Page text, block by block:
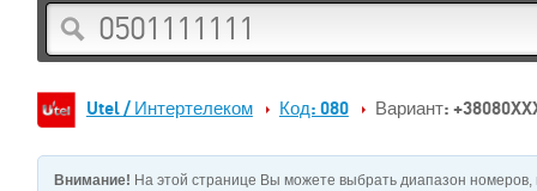
Utel / Интертелеком Код: 080 Вариант:
Внимание! На этой странице Вы можете выбрать диапазон